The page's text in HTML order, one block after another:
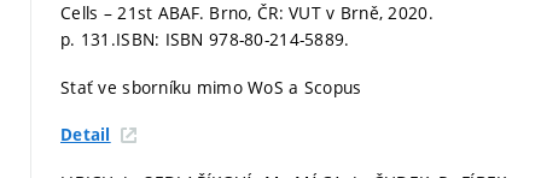
Cells – 21st ABAF. Brno, ČR: VUT v Brně, 2020.
p. 131.ISBN: ISBN 978-80-214-5889.
Stať ve sborníku mimo WoS a Scopus
Detail